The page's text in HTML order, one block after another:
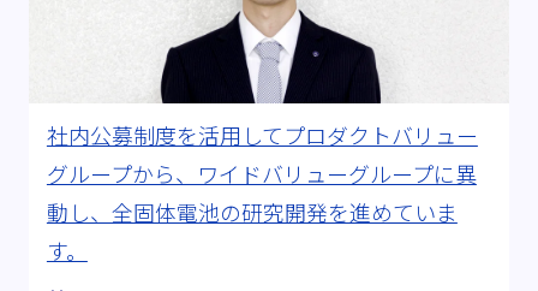
社内公募制度を活用してプロダクトバリュー
グループから、ワイドバリューグループに異
動し、全固体電池の研究開発を進めていま
す。